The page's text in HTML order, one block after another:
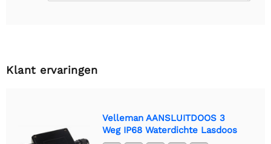
Klant ervaringen
Velleman AANSLUITDOOS 3
Weg IP68 Waterdichte Lasdoos